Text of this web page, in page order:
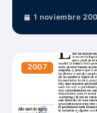
1 noviembre
2007